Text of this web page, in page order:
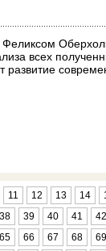
Феликсом
всех
11 12 13 14
38 39 40 41 42
65 66 67 68 69